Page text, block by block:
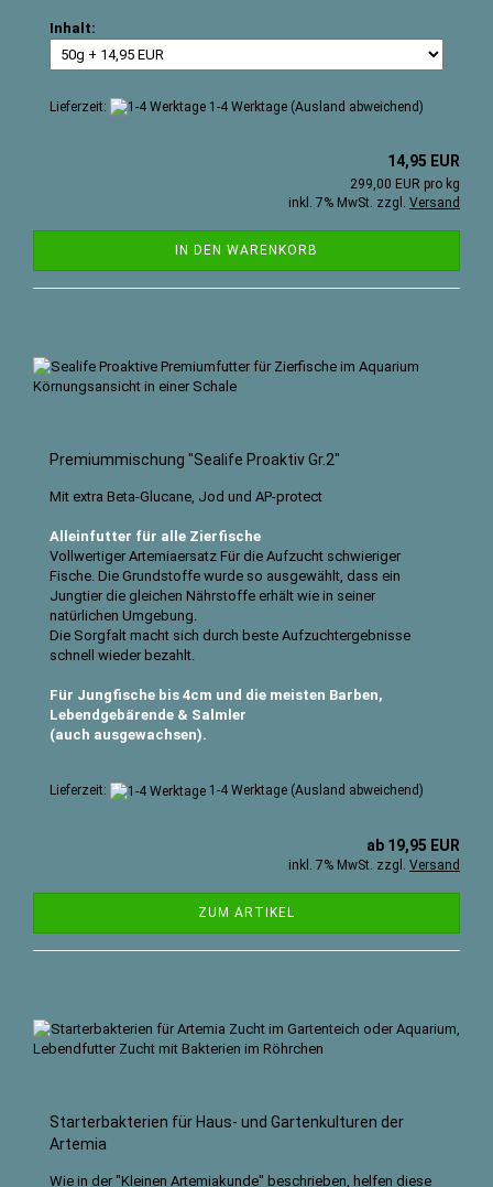
Inhalt:
Lieferzeit: 1-4 Werktage (Ausland abweichend)
14,95 EUR
299,00 EUR pro kg
inkl. 7% MwSt. zzgl. Versand
IN DEN WARENKORB
Premiummischung "Sealife Proaktiv Gr.2"
Mit extra Beta-Glucane, Jod und AP-protect
Alleinfutter für alle Zierfische
Vollwertiger Artemiaersatz Für die Aufzucht schwieriger
Fische. Die Grundstoffe wurde so ausgewählt, dass ein
Jungtier die gleichen Nährstoffe erhält wie in seiner
natürlichen Umgebung.
Die Sorgfalt macht sich durch beste Aufzuchtergebnisse
schnell wieder bezahlt.
Für Jungfische bis 4cm und die meisten Barben,
Lebendgebärende & Salmler
(auch ausgewachsen).
Lieferzeit: 1-4 Werktage (Ausland abweichend)
ab 19,95 EUR
inkl. 7% MwSt. zzgl. Versand
ZUM ARTIKEL
Starterbakterien für Haus- und Gartenkulturen der
Artemia
Wie in der "Kleinen Artemiakunde" beschrieben, helfen diese